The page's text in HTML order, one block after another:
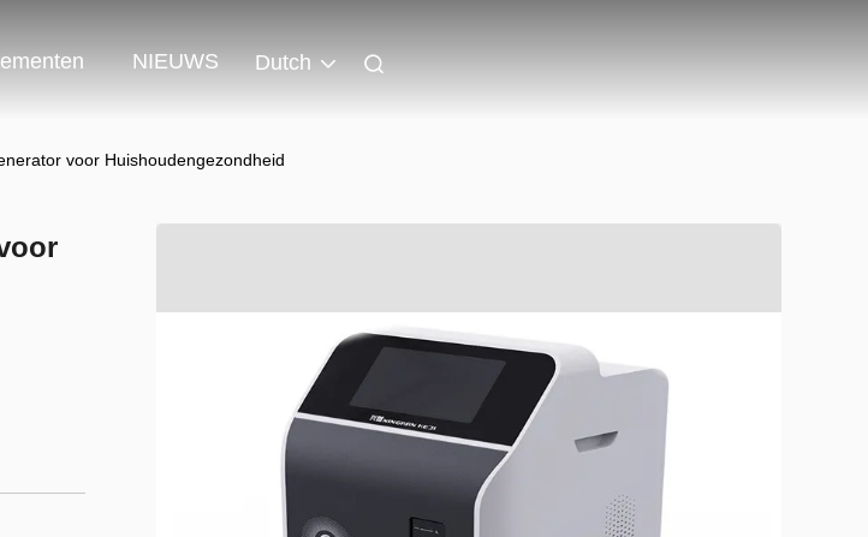
NIEUWS Dutch
voor Huishoudengezondheid